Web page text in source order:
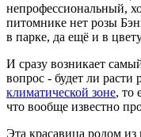
непрофессиональный,
питомнике нет розы
в парке, да ещё и в
И сразу возникает
вопрос - будет ли расти
климатической зоне, то
что вообще известно
Эта красавица родом из